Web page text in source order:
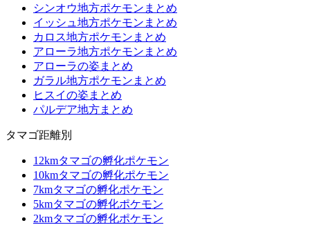
シンオウ地方ポケモンまとめ
イッシュ地方ポケモンまとめ
カロス地方ポケモンまとめ
アローラ地方ポケモンまとめ
アローラの姿まとめ
ガラル地方ポケモンまとめ
ヒスイの姿まとめ
パルデア地方まとめ
タマゴ距離別
12kmタマゴの孵化ポケモン
10kmタマゴの孵化ポケモン
7kmタマゴの孵化ポケモン
5kmタマゴの孵化ポケモン
2kmタマゴの孵化ポケモン